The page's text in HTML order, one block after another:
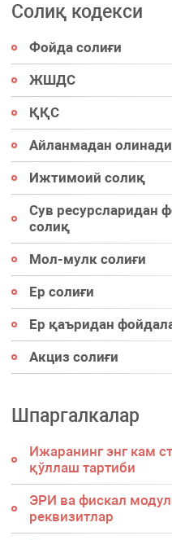
Солиқ кодекси
Фойда солиғи
ЖШДС
ҚҚС
Айланмадан
Ижтимоий солиқ
Сув ресурсларидан
солиқ
Мол-мулк солиғи
Ер солиғи
Ер қаъридан
Акциз солиғи
Шпаргалкалар
Ижаранинг энг кам
қўллаш тартиби
ЭРИ ва фискал
реквизитлар